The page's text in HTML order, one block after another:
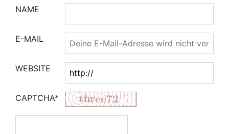
NAME
E-MAIL
WEBSITE
CAPTCHA*